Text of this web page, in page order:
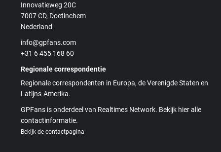
Innovatieweg 20C
7007 CD, Doetinchem
Nederland
info@gpfans.com
+31 6 455 168 60
Regionale correspondentie
Regionale correspondenten in Europa, de Verenigde Staten en
Latijns-Amerika.
GPFans is onderdeel van Realtimes Network. Bekijk hier alle
contactinformatie.
Bekijk de contactpagina